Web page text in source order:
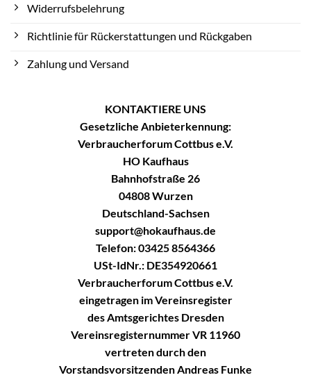
Widerrufsbelehrung
Richtlinie für Rückerstattungen und Rückgaben
Zahlung und Versand
KONTAKTIERE UNS
Gesetzliche Anbieterkennung:
Verbraucherforum Cottbus e.V.
HO Kaufhaus
Bahnhofstraße 26
04808 Wurzen
Deutschland-Sachsen
support@hokaufhaus.de
Telefon: 03425 8564366
USt-IdNr.: DE354920661
Verbraucherforum Cottbus e.V.
eingetragen im Vereinsregister
des Amtsgerichtes Dresden
Vereinsregisternummer VR 11960
vertreten durch den
Vorstandsvorsitzenden Andreas Funke